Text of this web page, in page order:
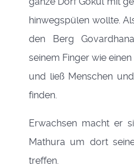
hinwegspülen wollte.
den Berg
seinem Finger wie
und ließ Menschen
finden.
Erwachsen macht er
Mathura um dort
treffen.